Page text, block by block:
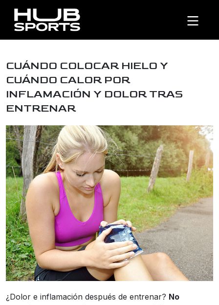
CUÁNDO COLOCAR HIELO Y
CUÁNDO CALOR POR
INFLAMACIÓN Y DOLOR TRAS
ENTRENAR
¿Dolor e inflamación después de entrenar? No